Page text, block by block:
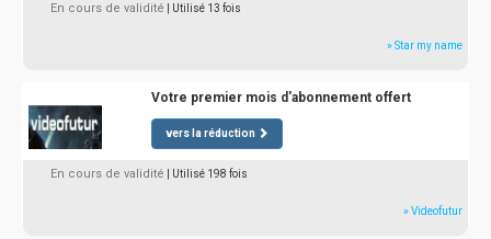
En cours de validité | Utilisé 13 fois
» Star my name
Votre premier mois d'abonnement offert
vers la réduction
En cours de validité | Utilisé 198 fois
» Videofutur